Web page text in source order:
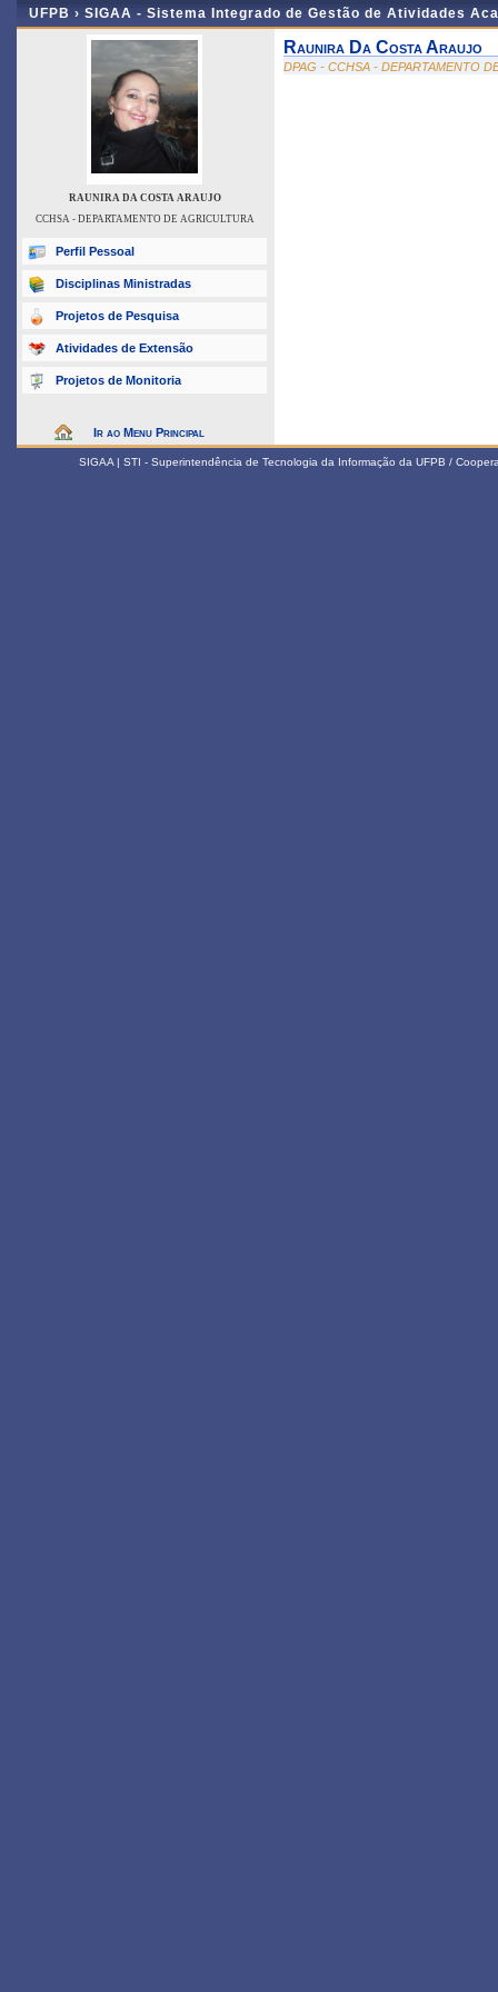
UFPB › SIGAA - Sistema Integrado de Gestão de Atividades
RAUNIRA DA COSTA ARAUJO
CCHSA - DEPARTAMENTO DE AGRICULTURA
Perfil Pessoal
Disciplinas Ministradas
Projetos de Pesquisa
Atividades de Extensão
Projetos de Monitoria
Ir ao Menu Principal
Raunira Da Costa Araujo
DPAG - CCHSA - DEPARTAMENTO
SIGAA | STI - Superintendência de Tecnologia da Informação da UFPB /